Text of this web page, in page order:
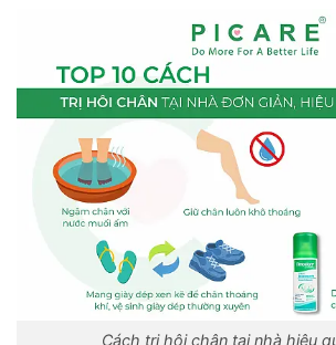
Cách trị hôi chân tại nhà hiệu